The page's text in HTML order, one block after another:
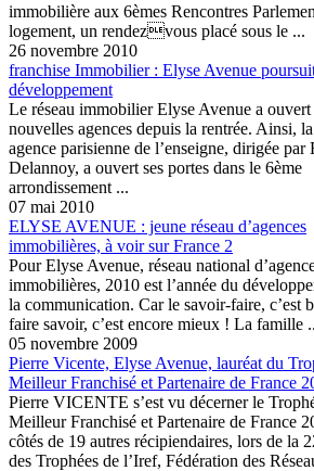
immobilière aux 6èmes Rencontres
logement, un rendezvous placé sous le ...
26 novembre 2010
franchise Immobilier : Elyse Avenue
développement
Le réseau immobilier Elyse Avenue a
nouvelles agences depuis la rentrée. Ainsi,
agence parisienne de l’enseigne, dirigée par
Delannoy, a ouvert ses portes dans le 6ème
arrondissement ...
07 mai 2010
ELYSE AVENUE : jeune réseau d’agences
immobilières, à voir sur France 2
Pour Elyse Avenue, réseau national
immobilières, 2010 est l’année du
la communication. Car le savoir-faire, c’est
faire savoir, c’est encore mieux ! La famille
05 novembre 2009
Pierre Vicente, Elyse Avenue, lauréat du
Meilleur Franchisé et Partenaire de France
Pierre VICENTE s’est vu décerner le
Meilleur Franchisé et Partenaire de France
côtés de 19 autres récipiendaires, lors de la
des Trophées de l’Iref, Fédération des